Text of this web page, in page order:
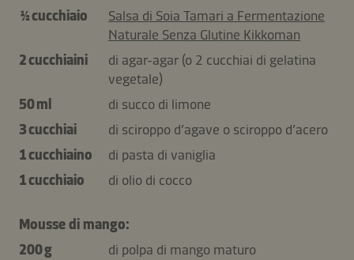
½ cucchiaio
Salsa di Soia Tamari a Fermentazione
Naturale Senza Glutine Kikkoman
2 cucchiaini
di agar-agar (o 2 cucchiai di gelatina
vegetale)
50 ml
di succo di limone
3 cucchiai
di sciroppo d’agave o sciroppo d’acero
1 cucchiaino
di pasta di vaniglia
1 cucchiaio
di olio di cocco
Mousse di mango:
200 g
di polpa di mango maturo